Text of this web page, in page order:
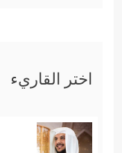
اختر القاريء